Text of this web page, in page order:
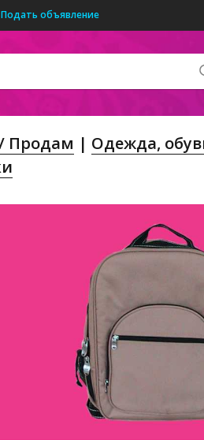
Подать объявление
Продам Одежда,